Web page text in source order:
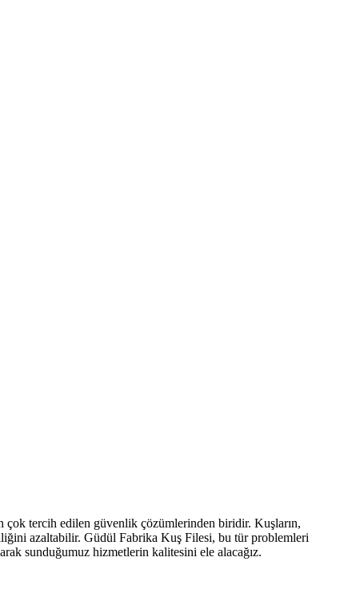
tercih edilen güvenlik çözümlerinden biridir. Kuşların,
azaltabilir. Güdül Fabrika Kuş Filesi, bu tür problemleri
sunduğumuz hizmetlerin kalitesini ele alacağız.